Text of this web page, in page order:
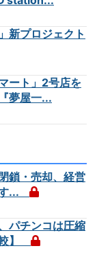
新プロジェクト
ート」2号店を
夢屋一...
鎖・売却、経営
...
パチンコは圧縮
】